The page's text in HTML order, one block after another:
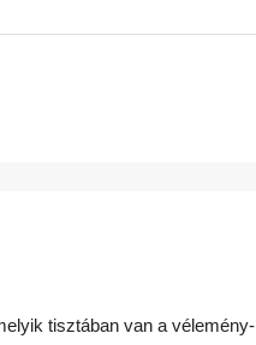
tisztában van a vélemény-